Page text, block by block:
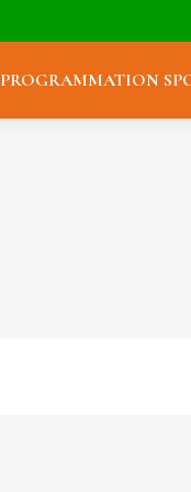
PROGRAMMATION